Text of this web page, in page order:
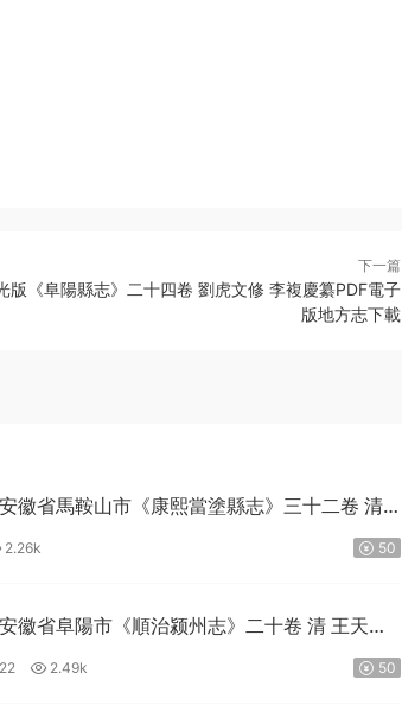
下一篇
版《阜陽縣志》二十四卷 劉虎文修 李複慶纂PDF電子
版地方志下載
安徽省馬鞍山市《康熙當塗縣志》三十二卷 清
高清電子版下載
2.26k 50
安徽省阜陽市《順治颍州志》二十卷 清 王天民
電子版下載
2.49k 50